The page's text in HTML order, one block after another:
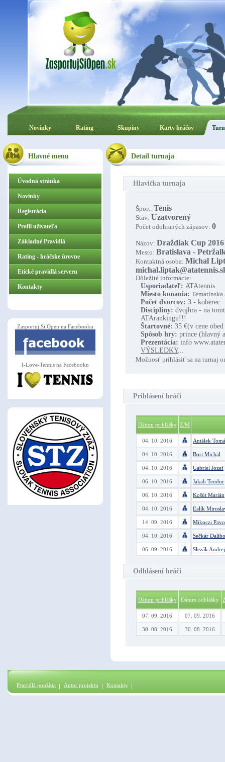
Novinky Rating Skupiny Karty hráčov
Hlavné menu
Úvodná stránka
Novinky
Registrácia
Profil užívateľa
Základné Pravidlá
ZasportujSiOpen.sk
Rating - hráčske úrovne
Etické pravidlá serveru
Kontakty
Zasportuj Si Open na Facebooku
I-Love-Tennis na Facebooku
Detail turnaja
Hlavička turnaja
Šport: Tenis
Stav: Uzatvorený
Počet odohraných zápasov: 0
Názov: Draždiak Cup 2016
Mesto: Bratislava -
Kontaktná osoba: Michal
Dôležité informácie:
Usporiadateľ: ATAtennis
Miesto konania:
Počet dvorcov: 3 - koberec
Disciplíny: dvojhra - na
ATArankingu!!!
Štartovné: 35 €(v cene
Spôsob hry: prince (hlavný
Prezentácia: info
VÝSLEDKY...
Možnosť prihlásiť sa na turnaj
Prihlásení hráči
Dátum prihlášky Z/M
04. 10. 2016 Antálek
04. 10. 2016 Bori Michal
04. 10. 2016 Gabriel Jozef
06. 10. 2016 Jakab Teodor
06. 10. 2016 Košút Marián
04. 10. 2016 Ľalík
14. 09. 2016 Mikoczi
04. 10. 2016 Sečkár
06. 09. 2016 Slezák Andrej
Odhlásení hráči
Dátum prihlášky Dátum odhlášky
07. 09. 2016 07. 09. 2016
30. 08. 2016 30. 08. 2016
Pravidlá použitia Autor projektu Kontakty